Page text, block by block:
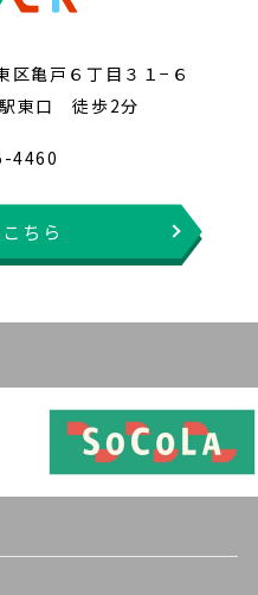
亀戸６丁目３１−６
東口 徒歩2分
4460
ちら